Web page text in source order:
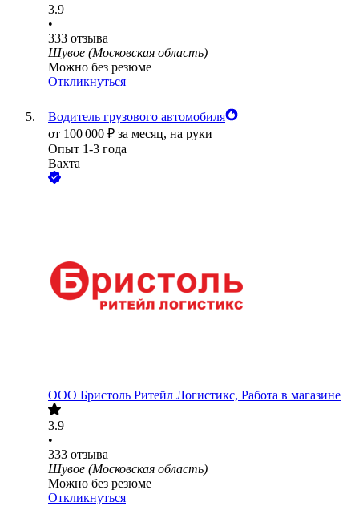
3.9
•
333 отзыва
Шувое (Московская область)
Можно без резюме
Откликнуться
Водитель грузового автомобиля
от 100 000 ₽ за месяц, на руки
Опыт 1-3 года
Вахта
ООО Бристоль Ритейл Логистикс, Работа в магазине
3.9
•
333 отзыва
Шувое (Московская область)
Можно без резюме
Откликнуться